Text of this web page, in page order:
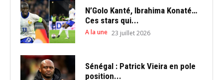
N’Golo Kanté, Ibrahima Konaté…
Ces stars qui...
A la une 23 juillet 2026
Sénégal : Patrick Vieira en pole
position...